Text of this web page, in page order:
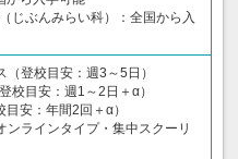
じぶんみらい科）：全国から入
（登校目安：週3～5日）
校目安：週1～2日＋α）
安：年間2回＋α）
ンラインタイプ・集中スクーリ